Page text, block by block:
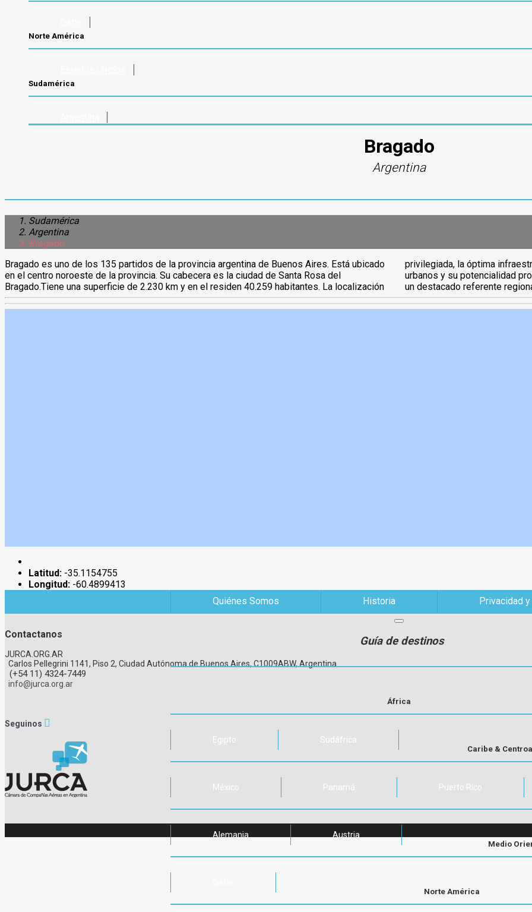
Norte América
Sudamérica
Bragado
Argentina
Sudamérica
Argentina
Bragado
Bragado es uno de los 135 partidos de la provincia argentina de Buenos Aires. Está ubicado
en el centro noroeste de la provincia. Su cabecera es la ciudad de Santa Rosa del
Bragado.Tiene una superficie de 2.230 km y en el residen 40.259 habitantes. La localización
privilegiada, la óptima infraestructura de servicios y la calidad de vida de sus asentamientos
urbanos y su potencialidad productiva agropecuaria e industrial, consolidan a Bragado como
un destacado referente
Latitud: -35.1154755
Longitud: -60.4899413
Quiénes Somos
Historia Privacidad
Guía de destinos
África
Egipto Sudáfrica
Caribe &
México Panamá Puerto Rico
Alemania Austria
Medio
Norte América
Contactanos
JURCA.ORG.AR
Carlos Pellegrini 1141, Piso 2, Ciudad Autónoma de Buenos Aires, C1009ABW, Argentina
(+54 11) 4324-7449
info@jurca.org.ar
Seguinos